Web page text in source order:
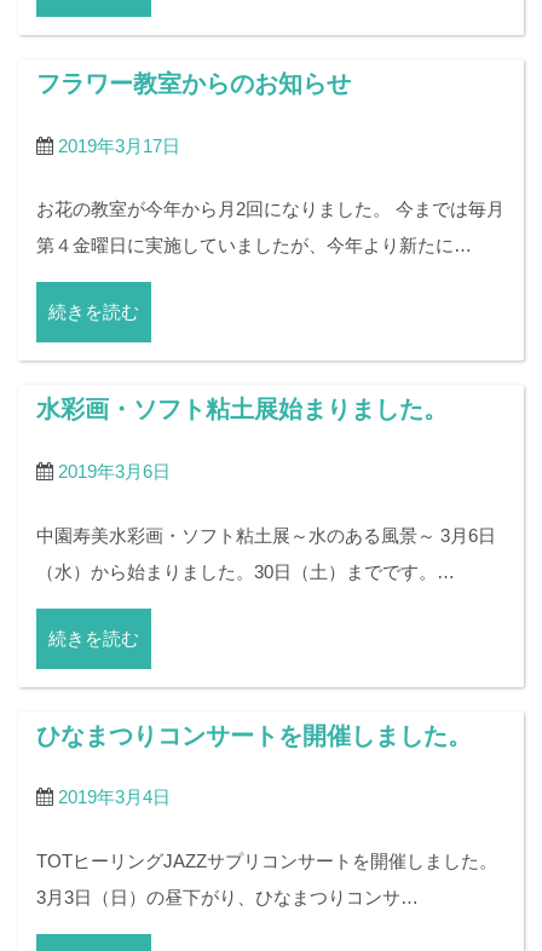
フラワー教室からのお知らせ
2019年3月17日
お花の教室が今年から月2回になりました。 今までは毎月
第４金曜日に実施していましたが、今年より新たに…
続きを読む
水彩画・ソフト粘土展始まりました。
2019年3月6日
中園寿美水彩画・ソフト粘土展～水のある風景～ 3月6日
（水）から始まりました。30日（土）までです。…
続きを読む
ひなまつりコンサートを開催しました。
2019年3月4日
TOTヒーリングJAZZサプリコンサートを開催しました。
3月3日（日）の昼下がり、ひなまつりコンサ…